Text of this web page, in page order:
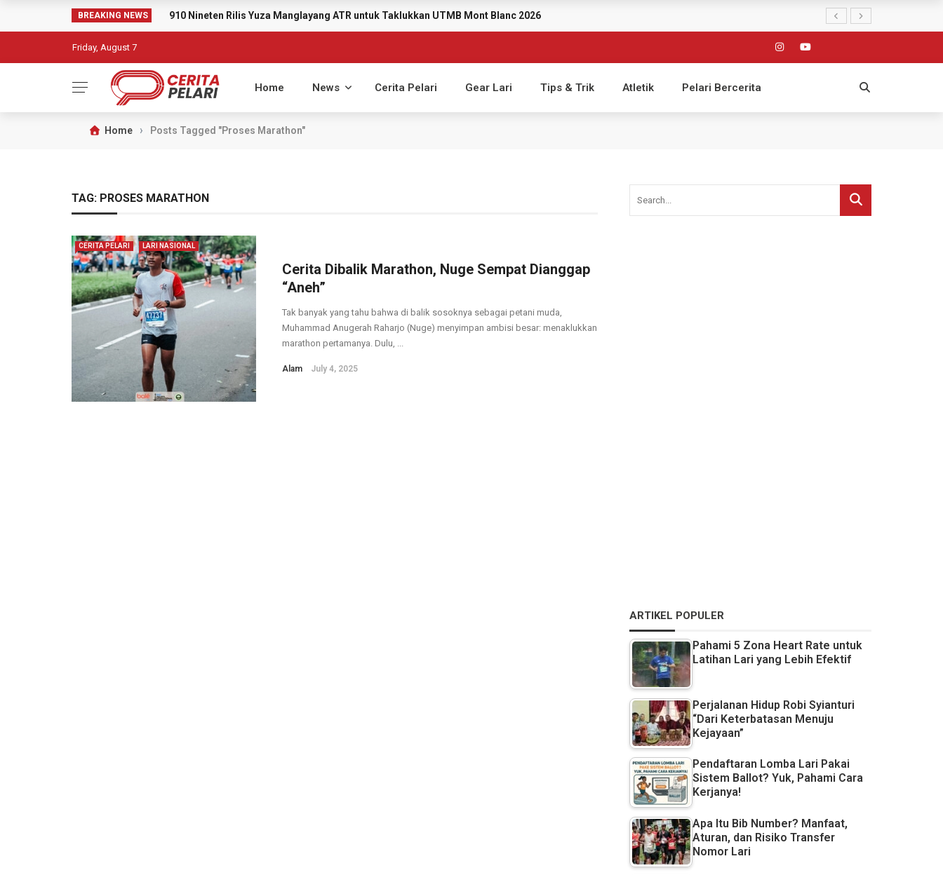
BREAKING NEWS 910 Nineten Rilis Yuza Manglayang ATR untuk Taklukkan UTMB Mont Blanc 2026
Friday, August 7
Home News Cerita Pelari Gear Lari Tips & Trik Atletik Pelari Bercerita
Home › Posts Tagged "Proses Marathon"
TAG: PROSES MARATHON
CERITA PELARI LARI NASIONAL
Cerita Dibalik Marathon, Nuge Sempat Dianggap
“Aneh”
Tak banyak yang tahu bahwa di balik sosoknya sebagai petani muda,
Muhammad Anugerah Raharjo (Nuge) menyimpan ambisi besar: menaklukkan
marathon pertamanya. Dulu, ...
Alam July 4, 2025
ARTIKEL POPULER
Pahami 5 Zona Heart Rate untuk
Latihan Lari yang Lebih Efektif
Perjalanan Hidup Robi Syianturi
“Dari Keterbatasan Menuju
Kejayaan”
Pendaftaran Lomba Lari Pakai
Sistem Ballot? Yuk, Pahami Cara
Kerjanya!
Apa Itu Bib Number? Manfaat,
Aturan, dan Risiko Transfer
Nomor Lari